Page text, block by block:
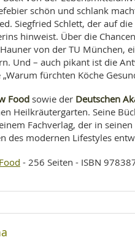
schön und schlank
Siegfried Schlett, der auf
hinweist. Über die
von der TU München,
Und – auch pikant ist die
fürchten Köche
Food sowie der Deutschen
Heilkräutergarten. Seine
Fachverlag, der in
des modernen Lifestyles
- 256 Seiten - ISBN